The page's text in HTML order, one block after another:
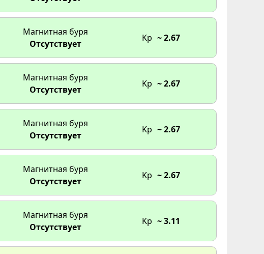
Магнитная буря
Отсутствует
Kp ~ 2.67
Магнитная буря
Отсутствует
Kp ~ 2.67
Магнитная буря
Отсутствует
Kp ~ 2.67
Магнитная буря
Отсутствует
Kp ~ 2.67
Магнитная буря
Отсутствует
Kp ~ 3.11